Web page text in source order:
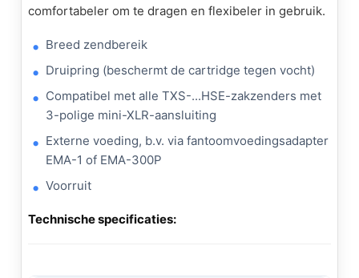
comfortabeler om te dragen en flexibeler in gebruik.
Breed zendbereik
Druipring (beschermt de cartridge tegen vocht)
Compatibel met alle TXS-...HSE-zakzenders met
3-polige mini-XLR-aansluiting
Externe voeding, b.v. via fantoomvoedingsadapter
EMA-1 of EMA-300P
Voorruit
Technische specificaties: